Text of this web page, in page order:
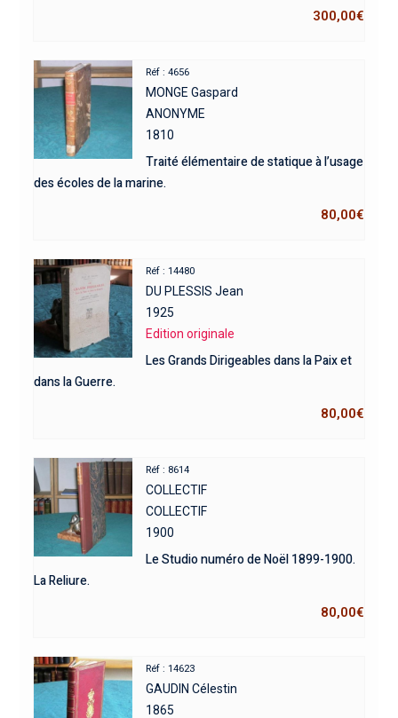
300,00€
Réf : 4656
MONGE Gaspard
ANONYME
1810
Traité élémentaire de statique à l’usage
des écoles de la marine.
80,00€
Réf : 14480
DU PLESSIS Jean
1925
Edition originale
Les Grands Dirigeables dans la Paix et
dans la Guerre.
80,00€
Réf : 8614
COLLECTIF
COLLECTIF
1900
Le Studio numéro de Noël 1899-1900.
La Reliure.
80,00€
Réf : 14623
GAUDIN Célestin
1865